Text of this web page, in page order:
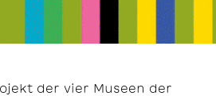
der vier Museen der